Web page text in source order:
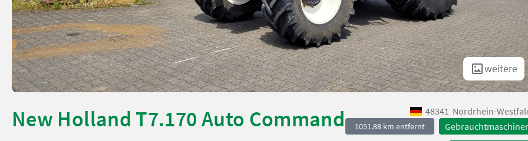
weitere
New Holland T7.170 Auto Command 48341 Nordrhein-
1051.88 km entfernt